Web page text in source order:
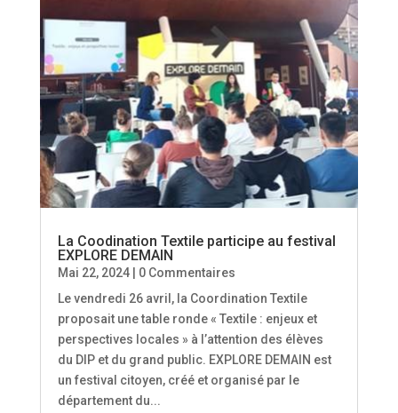
La Coodination Textile participe au festival
EXPLORE DEMAIN
Mai 22, 2024| 0 Commentaires
Le vendredi 26 avril, la Coordination Textile
proposait une table ronde « Textile : enjeux et
perspectives locales » à l’attention des élèves
du DIP et du grand public. EXPLORE DEMAIN est
un festival citoyen, créé et organisé par le
département du...